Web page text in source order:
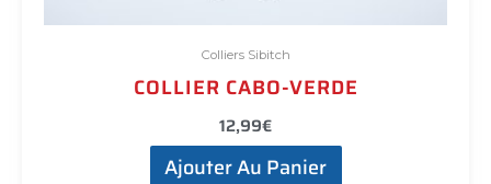
Colliers Sibitch
COLLIER CABO-VERDE
12,99€
Ajouter Au Panier